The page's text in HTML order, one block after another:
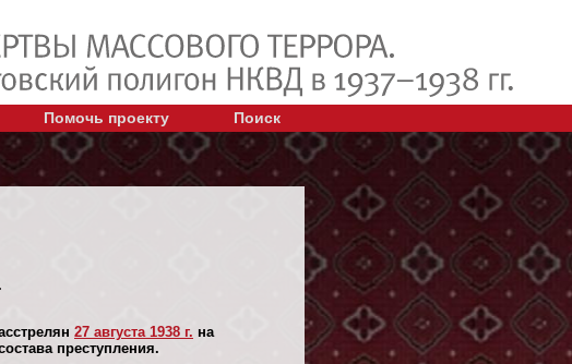
Помочь проекту Поиск
27 августа 1938 г. на
преступления.